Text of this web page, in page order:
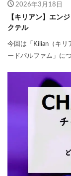
2026年3月18日
【キリアン】エン
クテル
今回は「Kilian（キ
ードパルファム」に